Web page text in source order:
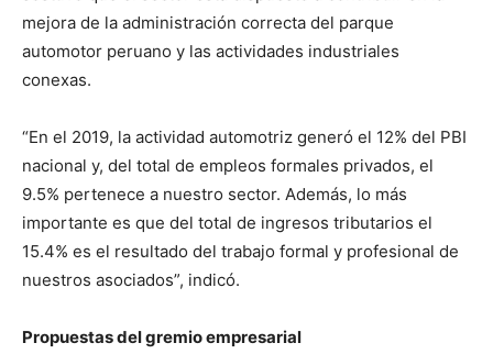
mejora de la administración correcta del parque
automotor peruano y las actividades industriales
conexas.
“En el 2019, la actividad automotriz generó el 12% del PBI
nacional y, del total de empleos formales privados, el
9.5% pertenece a nuestro sector. Además, lo más
importante es que del total de ingresos tributarios el
15.4% es el resultado del trabajo formal y profesional de
nuestros asociados”, indicó.
Propuestas del gremio empresarial